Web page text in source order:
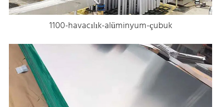
1100-havacılık-alüminyum-çubuk